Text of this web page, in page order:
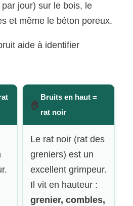
jour) sur le bois, le
et même le béton poreux.
aide à identifier
🏠
Bruits en haut =
rat noir
Le rat noir (rat des
greniers) est un
excellent grimpeur.
Il vit en hauteur :
grenier, combles,